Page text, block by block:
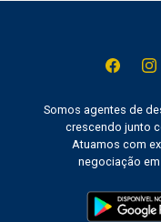
Somos agentes de
crescendo junto
Atuamos com
negociação